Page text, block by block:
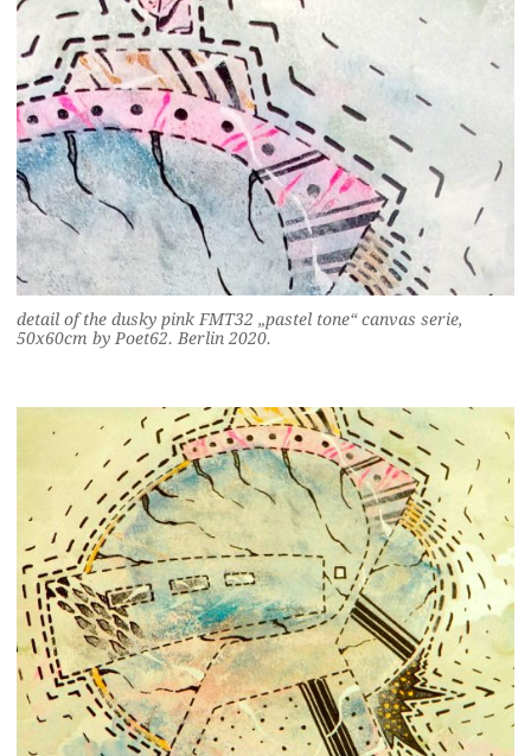
detail of the dusky pink FMT32 „pastel tone“ canvas serie,
50x60cm by Poet62. Berlin 2020.